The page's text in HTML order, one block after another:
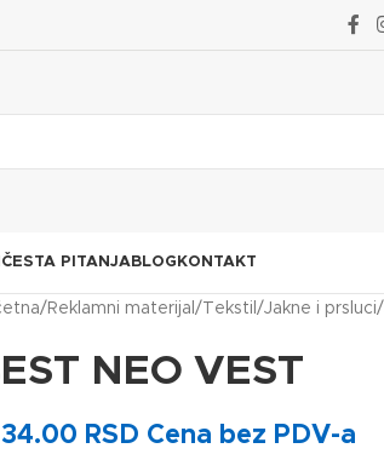
ČESTA PITANJABLOG KONTAKT
Reklamni materijal Tekstil Jakne i prsluci
NEO VEST
RSD Cena bez PDV-a